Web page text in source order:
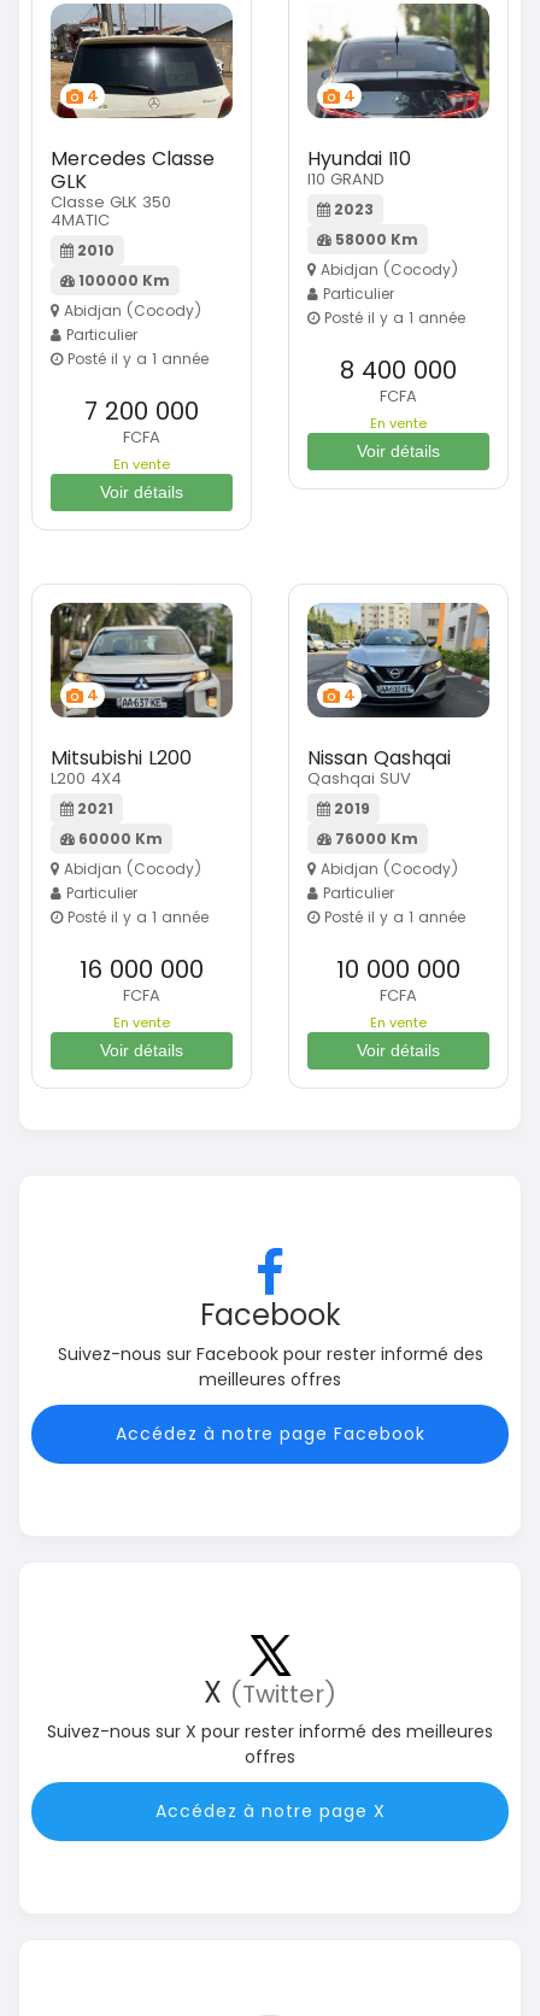
4
Mercedes Classe
GLK
Classe GLK 350
4MATIC
2010
100000 Km
Abidjan (Cocody)
Particulier
Posté il y a 1 année
7 200 000
FCFA
En vente
Voir détails
4
Hyundai I10
I10 GRAND
2023
58000 Km
Abidjan (Cocody)
Particulier
Posté il y a 1 année
8 400 000
FCFA
En vente
Voir détails
4
Mitsubishi L200
L200 4X4
2021
60000 Km
Abidjan (Cocody)
Particulier
Posté il y a 1 année
16 000 000
FCFA
En vente
Voir détails
4
Nissan Qashqai
Qashqai SUV
2019
76000 Km
Abidjan (Cocody)
Particulier
Posté il y a 1 année
10 000 000
FCFA
En vente
Voir détails
Facebook
Suivez-nous sur Facebook pour rester informé des
meilleures offres
Accédez à notre page Facebook
X (Twitter)
Suivez-nous sur X pour rester informé des meilleures
offres
Accédez à notre page X